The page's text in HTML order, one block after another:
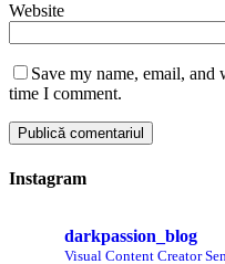
Website
Save my name, email,
time I comment.
Instagram
darkpassion_blog
Visual Content Creator